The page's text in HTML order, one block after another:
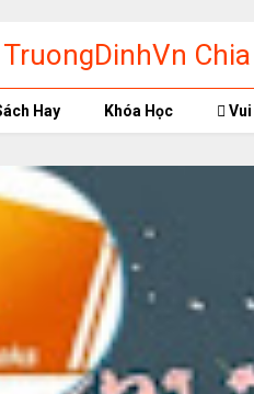
TruongDinhVn
phần mềm học tập
Hay Khóa Học